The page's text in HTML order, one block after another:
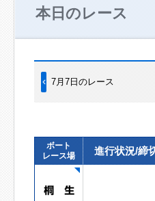
本日のレース
7月7日のレース
ボート
レース場
進行状況/締